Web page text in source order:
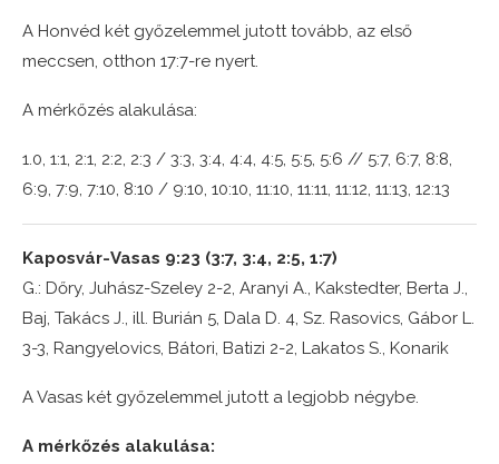
A Honvéd két győzelemmel jutott tovább, az első
meccsen, otthon 17:7-re nyert.
A mérkőzés alakulása:
1.0, 1:1, 2:1, 2:2, 2:3 / 3:3, 3:4, 4:4, 4:5, 5:5, 5:6 // 5:7, 6:7, 8:8,
6:9, 7:9, 7:10, 8:10 / 9:10, 10:10, 11:10, 11:11, 11:12, 11:13, 12:13
Kaposvár-Vasas 9:23 (3:7, 3:4, 2:5, 1:7)
G.: Dőry, Juhász-Szeley 2-2, Aranyi A., Kakstedter, Berta J.,
Baj, Takács J., ill. Burián 5, Dala D. 4, Sz. Rasovics, Gábor L.
3-3, Rangyelovics, Bátori, Batizi 2-2, Lakatos S., Konarik
A Vasas két győzelemmel jutott a legjobb négybe.
A mérkőzés alakulása: